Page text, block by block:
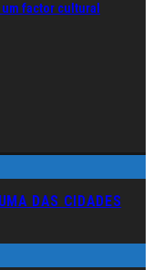
factor cultural
DAS CIDADES